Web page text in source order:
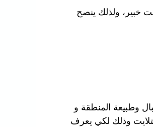
خبير، ولذلك ينصح
وطبيعة المنطقة و
وذلك لكي يعرف